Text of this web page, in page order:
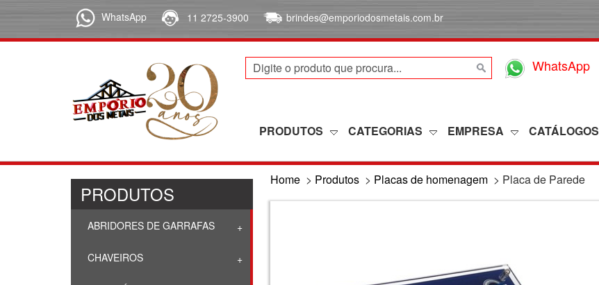
WhatsApp 11 2725-3900 brindes@emporiodosmetais.com.br
WhatsApp
PRODUTOS CATEGORIAS EMPRESA CATÁLOGOS
PRODUTOS
ABRIDORES DE GARRAFAS
CHAVEIROS
Home > Produtos > Placas de homenagem > Placa de Parede